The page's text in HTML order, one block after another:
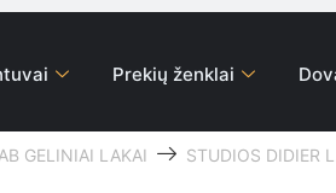
Prekių ženklai
GELINIAI LAKAI
STUDIOS DIDIER